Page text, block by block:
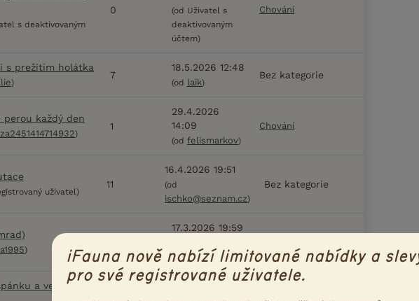
s deaktivovaným
0
(od Uživatel s
deaktivovaným
účtem)
Chování
s prežitím holátka
)
7
18.5.2026 12:48
(od laik)
Bez kategorie
perou každý den
)
1
29.4.2026
14:09
(od felismarkov)
Chování
uživatel)
11
16.4.2026 19:51
(od
ischko@seznam.cz)
Bez kategorie
)
17.3.2026 19:59
pohoda)
a ve svém
iFauna nově nabízí limitované nabídky a
pro své registrované uživatele.